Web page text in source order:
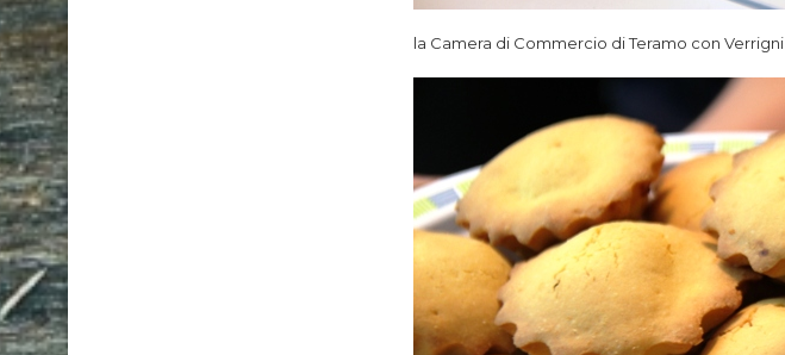
la Camera di Commercio di Teramo con Verrigni